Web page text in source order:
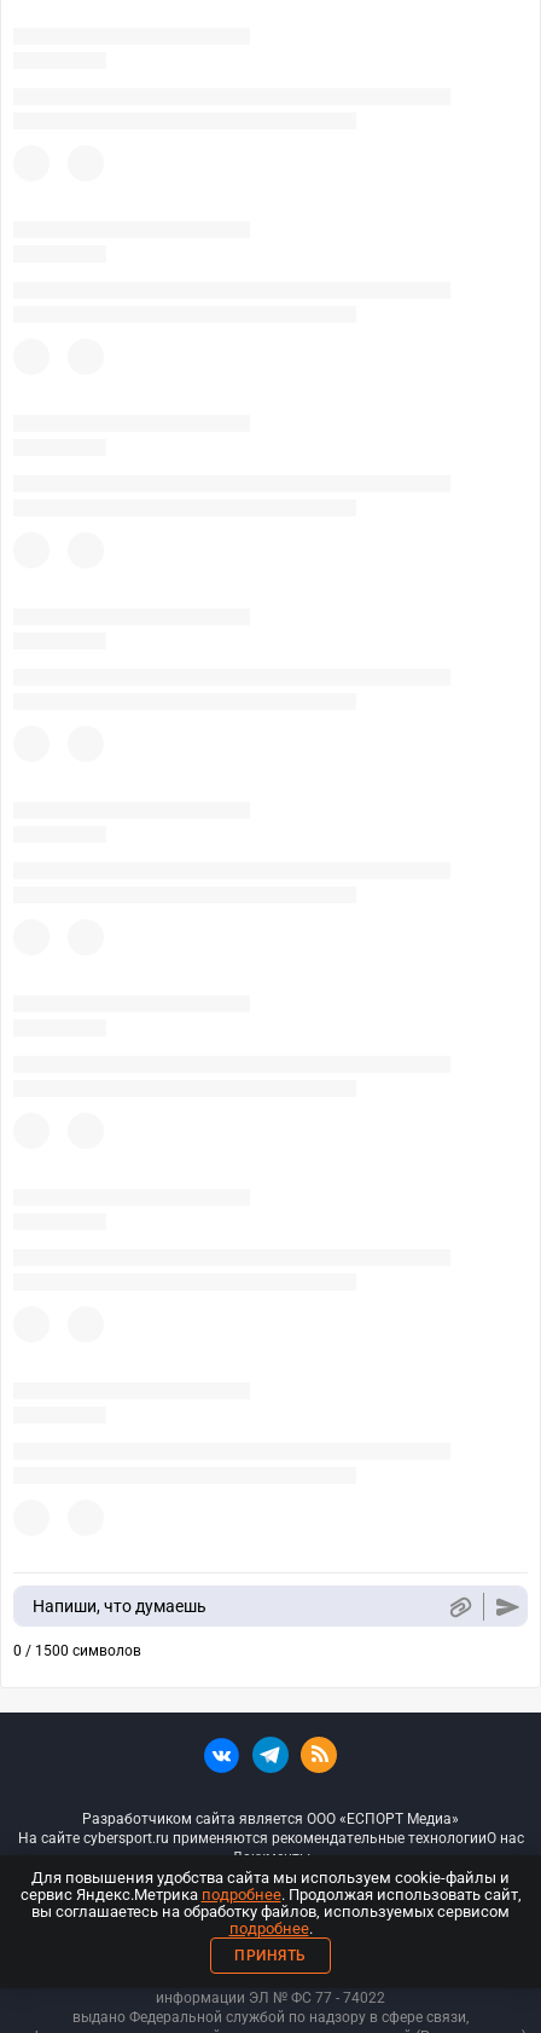
Напиши, что думаешь
0 / 1500 символов
Разработчиком сайта является ООО «ЕСПОРТ Медиа»
На сайте cybersport.ru применяются рекомендательные технологииО нас
Документы
© ООО «Киберспорт.ру» — Все права защищены
18+
ООО «Киберспорт.ру». Свидетельство о регистрации средств массовой
информации ЭЛ № ФС 77 - 74022
выдано Федеральной службой по надзору в сфере связи,
Для повышения удобства сайта мы используем cookie-файлы и
сервис Яндекс.Метрика подробнее. Продолжая использовать сайт,
вы соглашаетесь на обработку файлов, используемых сервисом
подробнее.
ПРИНЯТЬ